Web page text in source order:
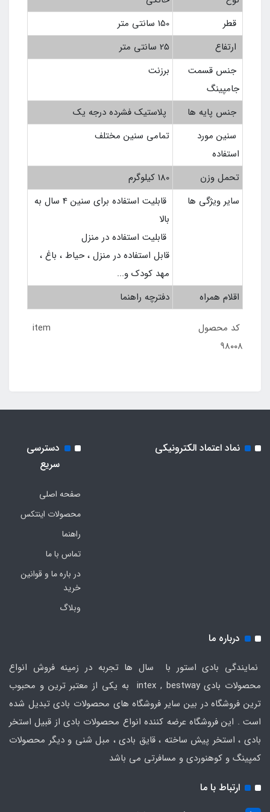
قطر
150 سانتی متر
ارتفاع
25 سانتی متر
جنس قسمت
جامپینگ
برزنت
جنس پایه ها
پلاستیک فشرده درجه یک
سنین مورد
استفاده
تمامی سنین مختلف
تحمل وزن
180 کیلوگرم
سایر ویژگی ها
قابلیت استفاده برای سنین 4 سال به
بالا
قابلیت استفاده در منزل
قابل استفاده در منزل ، حیاط ، باغ ،
مهد کودک و...
اقلام همراه
دفترچه راهنما
کد محصول item
۹۸۰۰۸
نماد اعتماد الکترونیکی
دسترسی
سریع
صفحه اصلی
محصولات اینتکس
راهنما
تماس با ما
در باره ما و قوانین
خرید
وبلاگ
درباره ما
نمایندگی بادی استور با سال ها تجربه در زمینه فروش انواع
محصولات بادی intex , bestway به یکی از معتبر ترین و محبوب
ترین فروشگاه در بین سایر فروشگاه های محصولات بادی تبدیل شده
است . این فروشگاه عرضه کننده انواع محصولات بادی از قبیل استخر
بادی ، استخر پیش ساخته ، قایق بادی ، مبل شنی و دیگر محصولات
کمپینگ و کوهنوردی و مسافرتی می باشد
ارتباط با ما